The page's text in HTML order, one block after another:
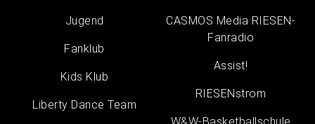
Jugend
Fanklub
Kids Klub
Liberty Dance Team
CASMOS Media RIESEN-
Fanradio
Assist!
RIESENstrom